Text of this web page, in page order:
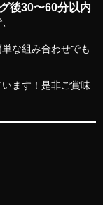
後30〜60分以内
な組み合わせでも
ます！是非ご賞味